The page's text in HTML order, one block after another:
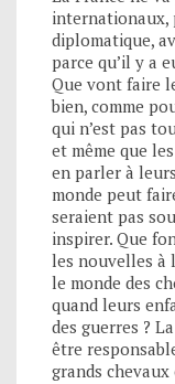
internationaux,
diplomatique,
parce qu’il y a
Que vont faire
bien, comme
qui n’est pas
et même que
en parler à
monde peut
seraient pas
inspirer. Que
les nouvelles à
le monde des
quand leurs
des guerres ?
être
grands